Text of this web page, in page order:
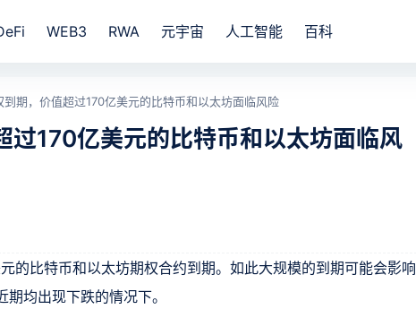
WEB3 RWA 元宇宙 人工智能 百科
到期，价值超过170亿美元的比特币和以太坊面临风险
过170亿美元的比特币和以太坊面临风
的比特币和以太坊期权合约到期。如此大规模的到期可能会影响
均出现下跌的情况下。